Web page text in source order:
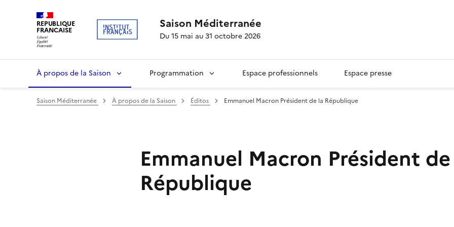
REPUBLIQUE
FRANCAISE Saison Méditerranée
Du 15 mai au 31 octobre 2026
À propos de la Saison Programmation Espace professionnels Espace presse
Saison Méditerranée À propos de la Saison Éditos Emmanuel Macron Président de la République
Emmanuel Macron Président
République